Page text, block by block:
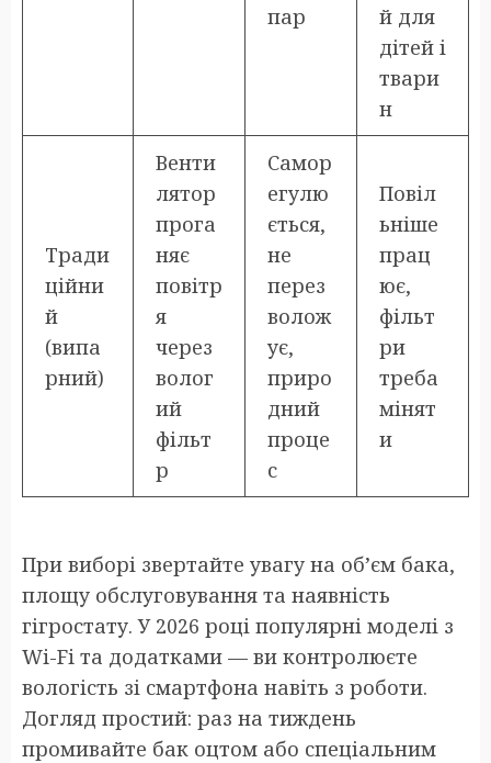
пар
й для
дітей і
твари
н
Тради
ційни
й
(випа
рний)
Венти
лятор
прога
няє
повітр
я
через
волог
ий
фільт
р
Самор
егулю
ється,
не
перез
волож
ує,
приро
дний
проце
с
Повіл
ьніше
прац
ює,
фільт
ри
треба
мінят
и
При виборі звертайте увагу на об’єм бака,
площу обслуговування та наявність
гігростату. У 2026 році популярні моделі з
Wi-Fi та додатками — ви контролюєте
вологість зі смартфона навіть з роботи.
Догляд простий: раз на тиждень
промивайте бак оцтом або спеціальним